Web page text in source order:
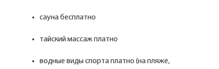
сауна бесплатно
тайский массаж платно
водные виды спорта платно (на пляже,